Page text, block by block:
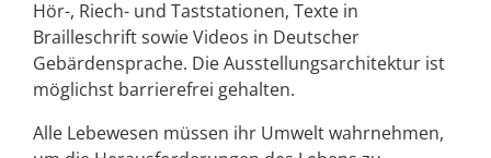
Hör-, Riech- und Taststationen, Texte in
Brailleschrift sowie Videos in Deutscher
Gebärdensprache. Die Ausstellungsarchitektur ist
möglichst barrierefrei gehalten.
Alle Lebewesen müssen ihr Umwelt wahrnehmen,